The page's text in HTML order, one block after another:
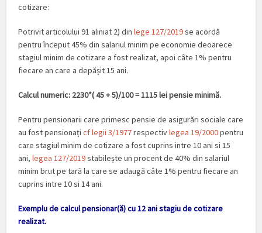
cotizare:
Potrivit articolului 91 aliniat 2) dinlege 127/2019se acordă
pentru început 45% din salariul minim pe economie deoarece
stagiul minim de cotizare a fost realizat, apoi câte 1% pentru
fiecare an care a depășit 15 ani.
Calcul numeric: 2230*( 45 + 5)/100 = 1115 lei pensie minimă.
Pentru pensionarii care primesc pensie de asigurări sociale care
au fost pensionațicf legii 3/1977respectivlegea 19/2000pentru
care stagiul minim de cotizare a fost cuprins intre 10 ani si 15
ani, legea 127/2019stabilește un procent de 40% din salariul
minim brut pe tară la care se adaugă câte 1% pentru fiecare an
cuprins intre 10 si 14 ani.
Exemplu de calcul pensionar(ă) cu 12 ani stagiu de cotizare
realizat.